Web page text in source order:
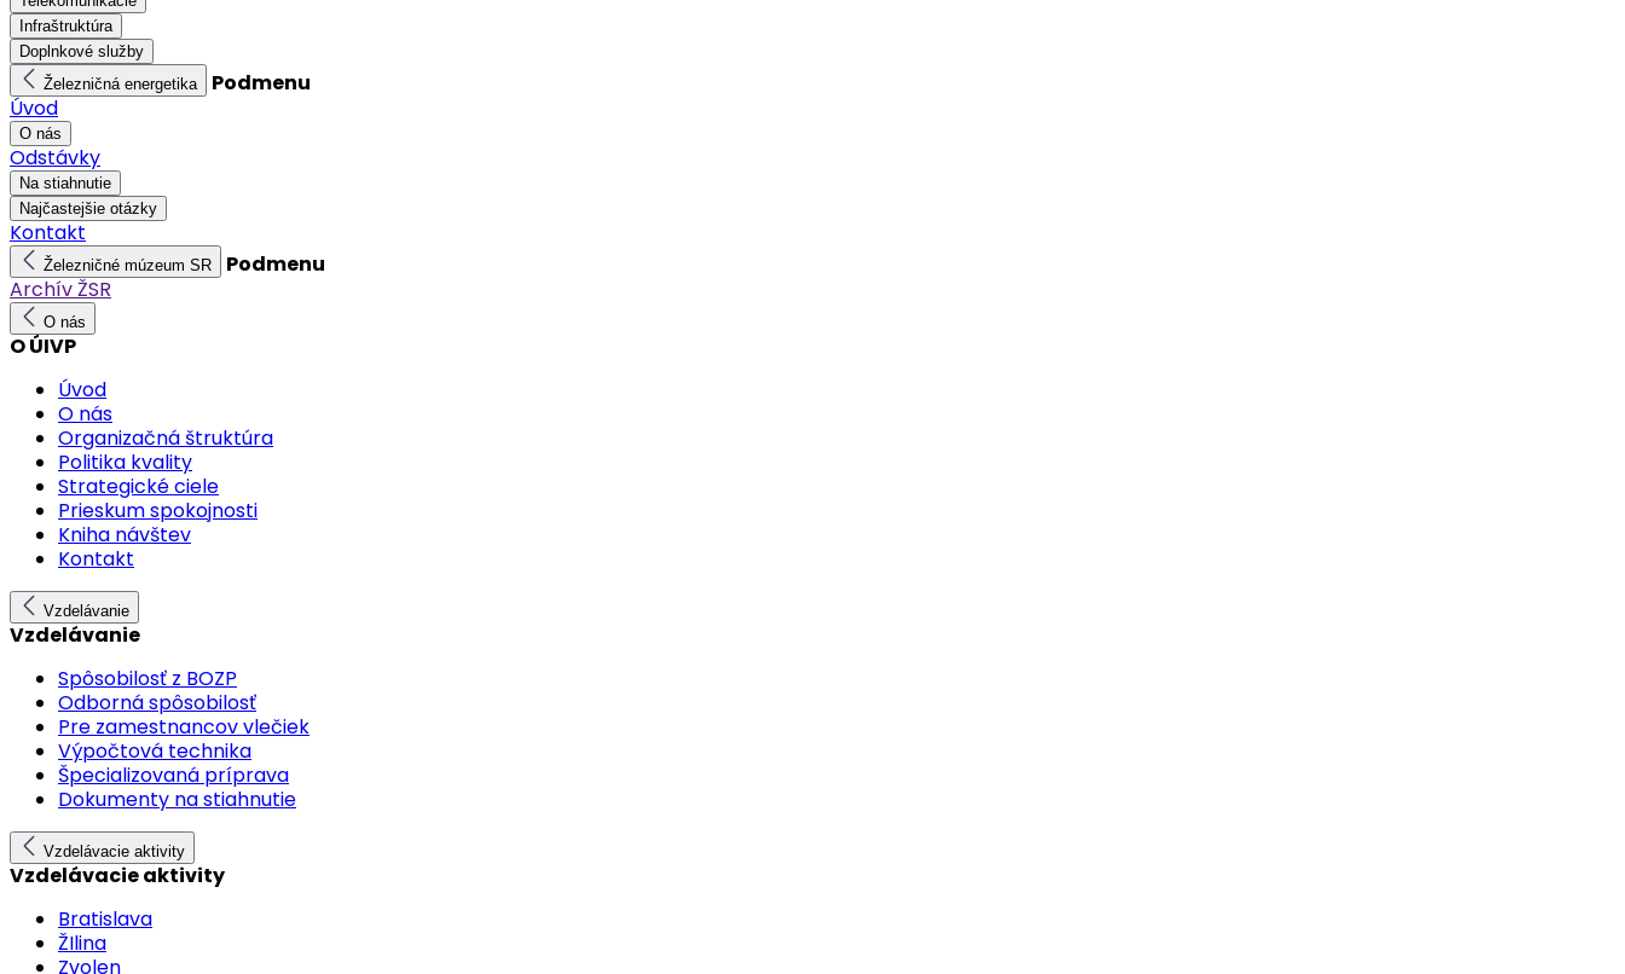
Infraštruktúra
Doplnkové služby
Železničná energetika
Podmenu
Úvod
O nás
Odstávky
Na stiahnutie
Najčastejšie otázky
Kontakt
Železničné múzeum SR
Podmenu
Archív ŽSR
O nás
O ÚIVP
Úvod
O nás
Organizačná štruktúra
Politika kvality
Strategické ciele
Prieskum spokojnosti
Kniha návštev
Kontakt
Vzdelávanie
Vzdelávanie
Spôsobilosť z BOZP
Odborná spôsobilosť
Pre zamestnancov vlečiek
Výpočtová technika
Špecializovaná príprava
Dokumenty na stiahnutie
Vzdelávacie aktivity
Vzdelávacie aktivity
Bratislava
ŽIlina
Zvolen